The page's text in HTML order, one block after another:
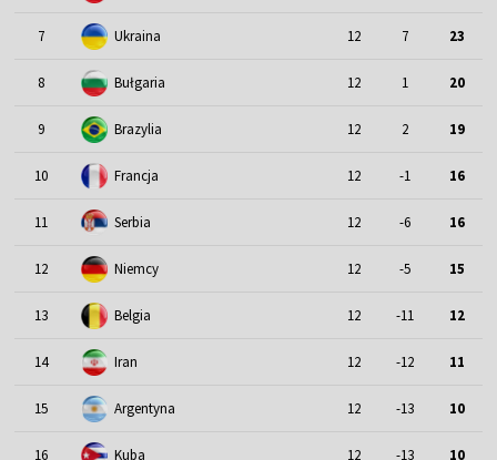
7 Ukraina 12 7 23
8 Bułgaria 12 1 20
9 Brazylia 12 2 19
10 Francja 12 -1 16
11 Serbia 12 -6 16
12 Niemcy 12 -5 15
13 Belgia 12 -11 12
14 Iran 12 -12 11
15 Argentyna 12 -13 10
16 Kuba 12 -13 10